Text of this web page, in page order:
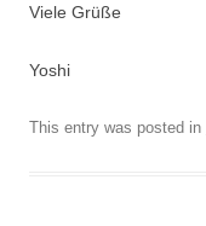
Viele Grüße
Yoshi
This entry was posted in